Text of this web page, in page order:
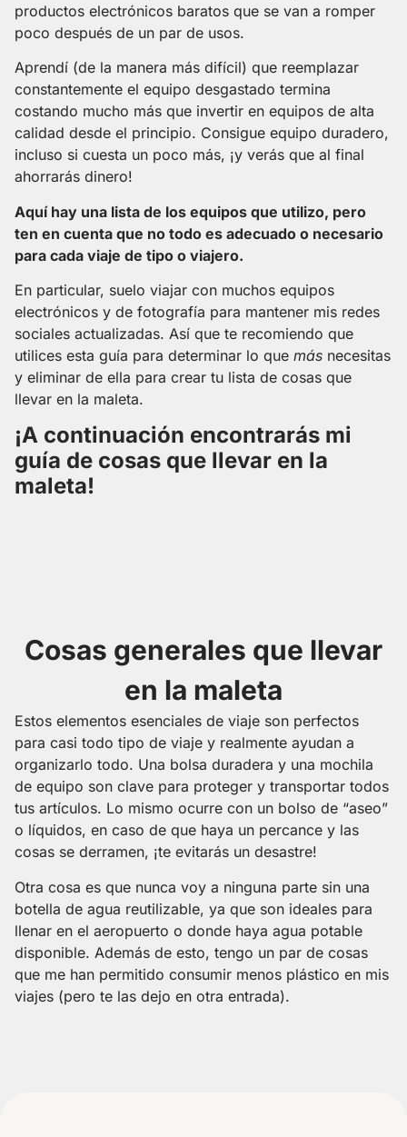
productos electrónicos baratos que se van a romper
poco después de un par de usos.
Aprendí (de la manera más difícil) que reemplazar
constantemente el equipo desgastado termina
costando mucho más que invertir en equipos de alta
calidad desde el principio. Consigue equipo duradero,
incluso si cuesta un poco más, ¡y verás que al final
ahorrarás dinero!
Aquí hay una lista de los equipos que utilizo, pero
ten en cuenta que no todo es adecuado o necesario
para cada viaje de tipo o viajero.
En particular, suelo viajar con muchos equipos
electrónicos y de fotografía para mantener mis redes
sociales actualizadas. Así que te recomiendo que
utilices esta guía para determinar lo que más necesitas
y eliminar de ella para crear tu lista de cosas que
llevar en la maleta.
¡A continuación encontrarás mi
guía de cosas que llevar en la
maleta!
Cosas generales que llevar
en la maleta
Estos elementos esenciales de viaje son perfectos
para casi todo tipo de viaje y realmente ayudan a
organizarlo todo. Una bolsa duradera y una mochila
de equipo son clave para proteger y transportar todos
tus artículos. Lo mismo ocurre con un bolso de “aseo”
o líquidos, en caso de que haya un percance y las
cosas se derramen, ¡te evitarás un desastre!
Otra cosa es que nunca voy a ninguna parte sin una
botella de agua reutilizable, ya que son ideales para
llenar en el aeropuerto o donde haya agua potable
disponible. Además de esto, tengo un par de cosas
que me han permitido consumir menos plástico en mis
viajes (pero te las dejo en otra entrada).